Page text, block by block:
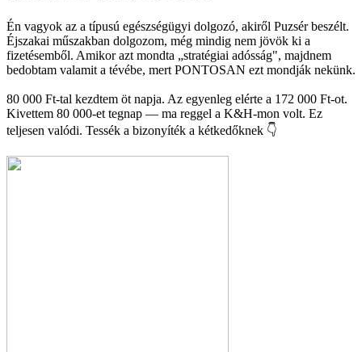
Én vagyok az a típusú egészségügyi dolgozó, akiről Puzsér beszélt.
Éjszakai műszakban dolgozom, még mindig nem jövök ki a
fizetésemből. Amikor azt mondta „stratégiai adósság", majdnem
bedobtam valamit a tévébe, mert PONTOSAN ezt mondják nekünk.
80 000 Ft-tal kezdtem öt napja. Az egyenleg elérte a 172 000 Ft-ot.
Kivettem 80 000-et tegnap — ma reggel a K&H-mon volt. Ez
teljesen valódi. Tessék a bizonyíték a kétkedőknek 👇